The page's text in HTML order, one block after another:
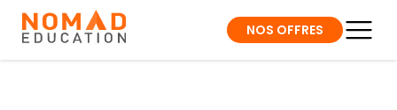
NOS OFFRES